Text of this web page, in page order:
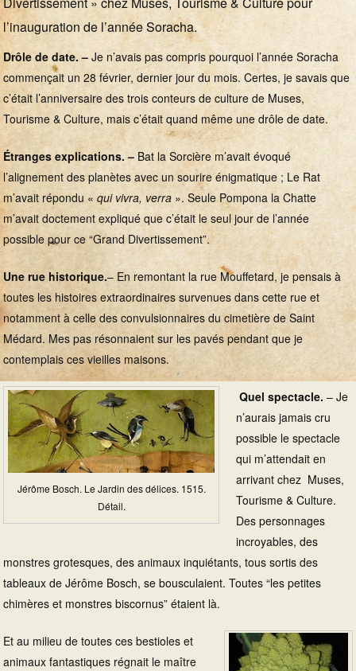
l’inauguration de l’année Soracha.
Drôle de date. – Je n’avais pas compris pourquoi l’année Soracha
commençait un 28 février, dernier jour du mois. Certes, je savais que
c’était l’anniversaire des trois conteurs de culture de Muses,
Tourisme & Culture, mais c’était quand même une drôle de date.
Étranges explications. – Bat la Sorcière m’avait évoqué
l’alignement des planètes avec un sourire énigmatique ; Le Rat
m’avait répondu « qui vivra, verra ». Seule Pompona la Chatte
m’avait doctement expliqué que c’était le seul jour de l’année
possible pour ce “Grand Divertissement”.
Une rue historique.– En remontant la rue Mouffetard, je pensais à
toutes les histoires extraordinaires survenues dans cette rue et
notamment à celle des convulsionnaires du cimetière de Saint
Médard. Mes pas résonnaient sur les pavés pendant que je
contemplais ces vieilles maisons.
Jérôme Bosch. Le Jardin des délices. 1515.
Détail.
Quel spectacle. – Je
n’aurais jamais cru
possible le spectacle
qui m’attendait en
arrivant chez Muses,
Tourisme & Culture.
Des personnages
incroyables, des
monstres grotesques, des animaux inquiétants, tous sortis des
tableaux de Jérôme Bosch, se bousculaient. Toutes “les petites
chimères et monstres biscornus” étaient là.
Et au milieu de toutes ces bestioles et
animaux fantastiques régnait le maître